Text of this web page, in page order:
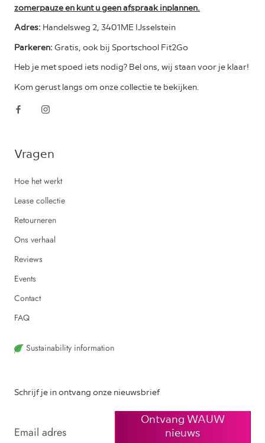
zomerpauze en kunt u geen afspraak inplannen.
Adres: Handelsweg 2, 3401ME IJsselstein
Parkeren: Gratis, ook bij Sportschool Fit2Go
Heb je met spoed iets nodig? Bel ons, wij staan voor je klaar!
Kom gerust langs om onze collectie te bekijken.
Vragen
Hoe het werkt
Lease collectie
Retourneren
Ons verhaal
Reviews
Events
Contact
FAQ
Sustainability information
Schrijf je in ontvang onze nieuwsbrief
Ontvang WAUW
nieuws